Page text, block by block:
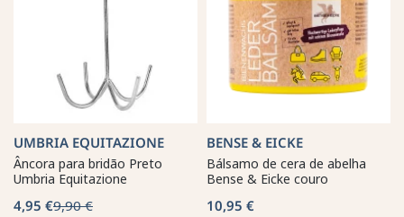
UMBRIA EQUITAZIONE
Âncora para bridão Preto
Umbria Equitazione
4,95 €9,90 €
BENSE & EICKE
Bálsamo de cera de abelha
Bense & Eicke couro
10,95 €